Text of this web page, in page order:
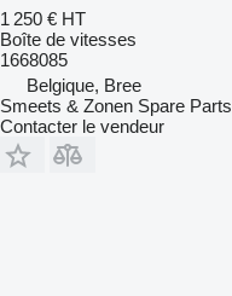
1 250 € HT
Boîte de vitesses
1668085
Belgique, Bree
Smeets & Zonen Spare Parts
Contacter le vendeur